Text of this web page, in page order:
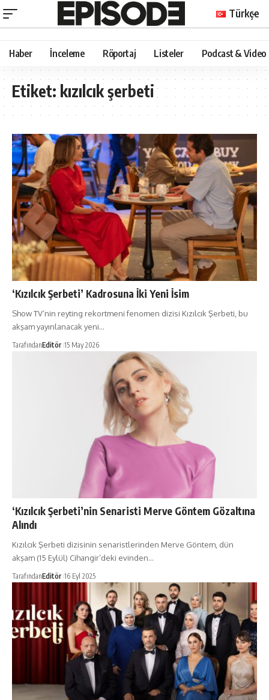
Türkçe
Haber İnceleme Röportaj Listeler Podcast & Video
Etiket:kızılcık şerbeti
‘Kızılcık Şerbeti’ Kadrosuna İki Yeni İsim
Show TV’nin reyting rekortmeni fenomen dizisi Kızılcık Şerbeti, bu
akşam yayınlanacak yeni…
TarafındanEditör 15 May 2026
‘Kızılcık Şerbeti’nin Senaristi Merve Göntem Gözaltına
Alındı
Kızılcık Şerbeti dizisinin senaristlerinden Merve Göntem, dün
akşam (15 Eylül) Cihangir’deki evinden…
TarafındanEditör 16 Eyl 2025